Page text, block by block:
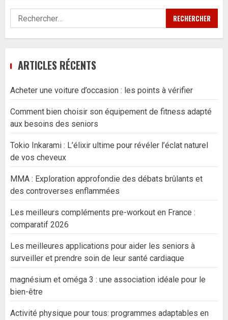
Rechercher :
ARTICLES RÉCENTS
Acheter une voiture d’occasion : les points à vérifier
Comment bien choisir son équipement de fitness adapté
aux besoins des seniors
Tokio Inkarami : L’élixir ultime pour révéler l’éclat naturel
de vos cheveux
MMA : Exploration approfondie des débats brûlants et
des controverses enflammées
Les meilleurs compléments pre-workout en France :
comparatif 2026
Les meilleures applications pour aider les seniors à
surveiller et prendre soin de leur santé cardiaque
magnésium et oméga 3 : une association idéale pour le
bien-être
Activité physique pour tous: programmes adaptables en